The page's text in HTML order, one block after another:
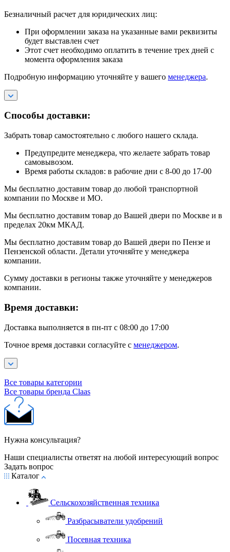
Безналичный расчет для юридических лиц:
При оформлении заказа на указанные вами реквизиты
будет выставлен счет
Этот счет необходимо оплатить в течение трех дней с
момента оформления заказа
Подробную информацию уточняйте у вашего менеджера.
Способы доставки:
Забрать товар самостоятельно с любого нашего склада.
Предупредите менеджера, что желаете забрать товар
самовывозом.
Время работы складов: в рабочие дни с 8-00 до 17-00
Мы бесплатно доставим товар до любой транспортной
компании по Москве и МО.
Мы бесплатно доставим товар до Вашей двери по Москве и в
пределах 20км МКАД.
Мы бесплатно доставим товар до Вашей двери по Пензе и
Пензенской области. Детали уточняйте у менеджера
компании.
Сумму доставки в регионы также уточняйте у менеджеров
компании.
Время доставки:
Доставка выполняется в пн-пт с 08:00 до 17:00
Точное время доставки согласуйте с менеджером.
Все товары категории
Все товары бренда Claas
Нужна консультация?
Наши специалисты ответят на любой интересующий вопрос
Задать вопрос
Каталог
Сельскохозяйственная техника
Разбрасыватели удобрений
Посевная техника